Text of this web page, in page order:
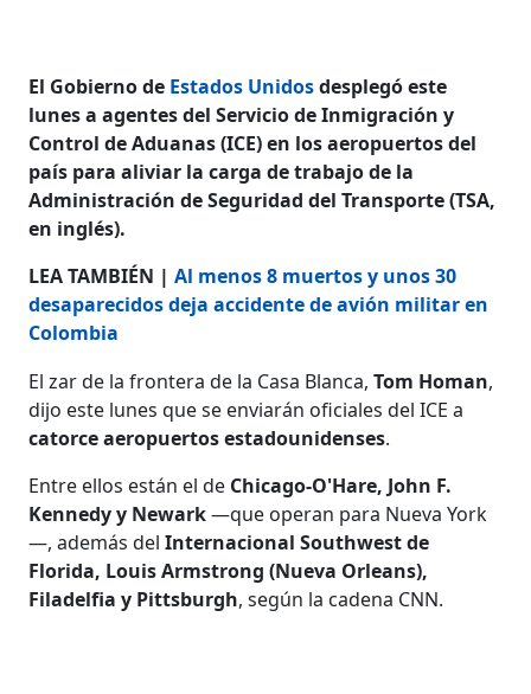
El Gobierno de Estados Unidosdesplegó este
lunes a agentes del Servicio de Inmigración y
Control de Aduanas (ICE) en los aeropuertos del
país para aliviar la carga de trabajo de la
Administración de Seguridad del Transporte (TSA,
en inglés).
LEA TAMBIÉN |Al menos 8 muertos y unos 30
desaparecidos deja accidente de avión militar en
Colombia
El zar de la frontera de la Casa Blanca,Tom Homan,
dijo este lunes que se enviarán oficiales del ICE a
catorce aeropuertos estadounidenses.
Entre ellos están el de Chicago-O'Hare, John F.
Kennedy y Newark—que operan para Nueva York
—, además delInternacional Southwest de
Florida, Louis Armstrong (Nueva Orleans),
Filadelfia y Pittsburgh, según la cadena CNN.